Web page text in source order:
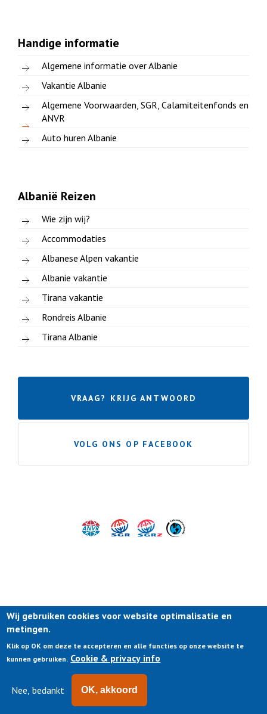
Handige informatie
Algemene informatie over Albanie
Vakantie Albanie
Algemene Voorwaarden, SGR, Calamiteitenfonds en
ANVR
Auto huren Albanie
Albanië Reizen
Wie zijn wij?
Accommodaties
Albanese Alpen vakantie
Albanie vakantie
Tirana vakantie
Rondreis Albanie
Tirana Albanie
VRAAG? KRIJG ANTWOORD
VOLG ONS OP FACEBOOK
Wij gebruiken cookies voor website optimalisatie en
metingen.
Klik op OK om deze te accepteren en alle functies op onze website te
kunnen gebruiken. Cookie & privacy info
Nee, bedankt OK, akkoord